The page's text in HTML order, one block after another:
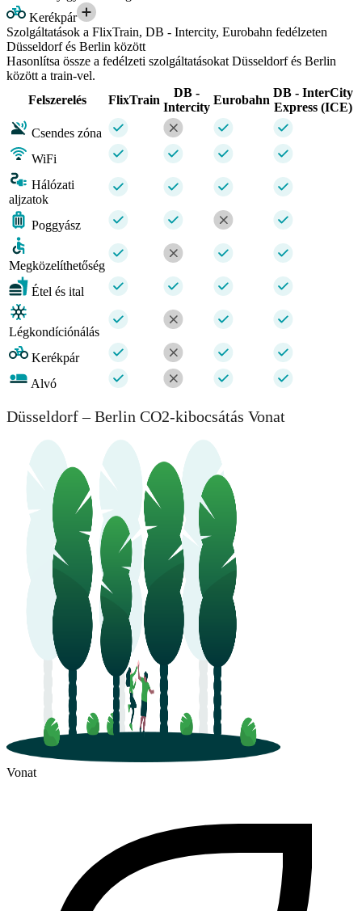
Kerékpár
Szolgáltatások a FlixTrain, DB - Intercity, Eurobahn fedélzeten
Düsseldorf és Berlin között
Hasonlítsa össze a fedélzeti szolgáltatásokat Düsseldorf és Berlin
között a train-vel.
Felszerelés
FlixTrain
DB -
Intercity
Eurobahn
DB - InterCity
Express (ICE)
Csendes zóna
WiFi
Hálózati
aljzatok
Poggyász
Megközelíthetőség
Étel és ital
Légkondíciónálás
Kerékpár
Alvó
Düsseldorf – Berlin CO2-kibocsátás Vonat
Vonat